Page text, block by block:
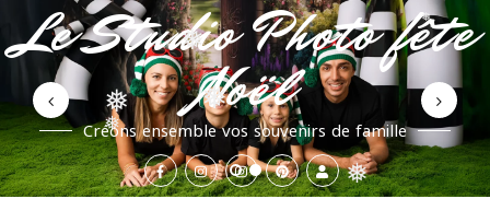
❅
❅ ❅
❅
❅
❅
Le Studio Photo fête
Noël
Créons ensemble vos souvenirs de famille